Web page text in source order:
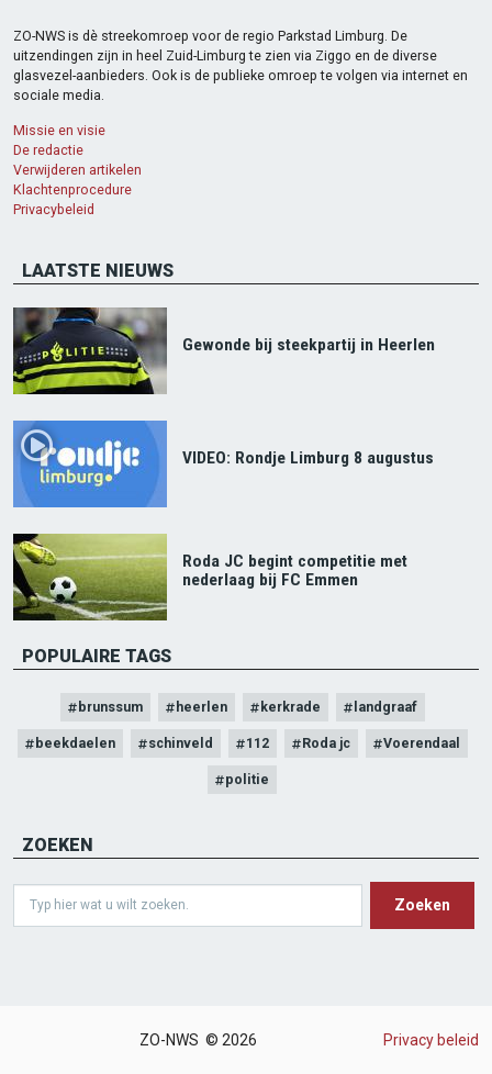
ZO-NWS is dè streekomroep voor de regio Parkstad Limburg. De
uitzendingen zijn in heel Zuid-Limburg te zien via Ziggo en de diverse
glasvezel-aanbieders. Ook is de publieke omroep te volgen via internet en
sociale media.
Missie en visie
De redactie
Verwijderen artikelen
Klachtenprocedure
Privacybeleid
LAATSTE NIEUWS
Gewonde bij steekpartij in Heerlen
VIDEO: Rondje Limburg 8 augustus
Roda JC begint competitie met
nederlaag bij FC Emmen
POPULAIRE TAGS
brunssum heerlen kerkrade landgraaf
beekdaelen schinveld 112 Roda jc Voerendaal
politie
ZOEKEN
ZO-NWS © 2026 Privacy beleid